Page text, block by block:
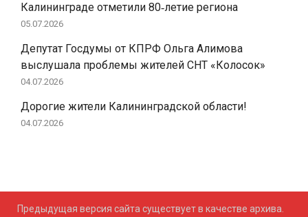
Калининграде отметили 80‑летие региона
05.07.2026
Депутат Госдумы от КПРФ Ольга Алимова
выслушала проблемы жителей СНТ «Колосок»
04.07.2026
Дорогие жители Калининградской области!
04.07.2026
Предыдущая версия сайта существует в качестве архива.